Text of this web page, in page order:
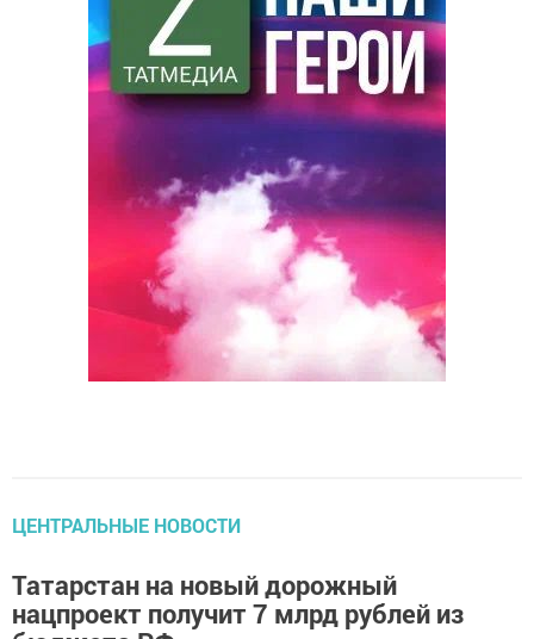
ЦЕНТРАЛЬНЫЕ НОВОСТИ
Татарстан на новый дорожный
нацпроект получит 7 млрд рублей из